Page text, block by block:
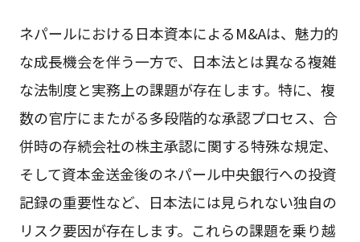
ネパールにおける日本資本によるM&Aは、魅力的
な成長機会を伴う一方で、日本法とは異なる複雑
な法制度と実務上の課題が存在します。特に、複
数の官庁にまたがる多段階的な承認プロセス、合
併時の存続会社の株主承認に関する特殊な規定、
そして資本金送金後のネパール中央銀行への投資
記録の重要性など、日本法には見られない独自の
リスク要因が存在します。これらの課題を乗り越